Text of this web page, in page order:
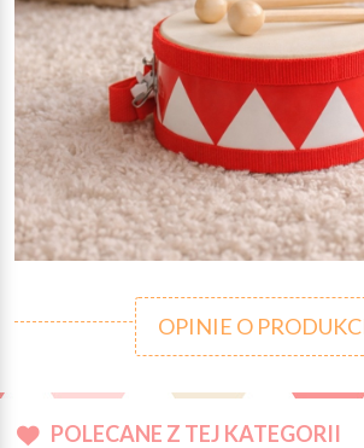
OPINIE O
POLECANE Z TEJ KATEGORII